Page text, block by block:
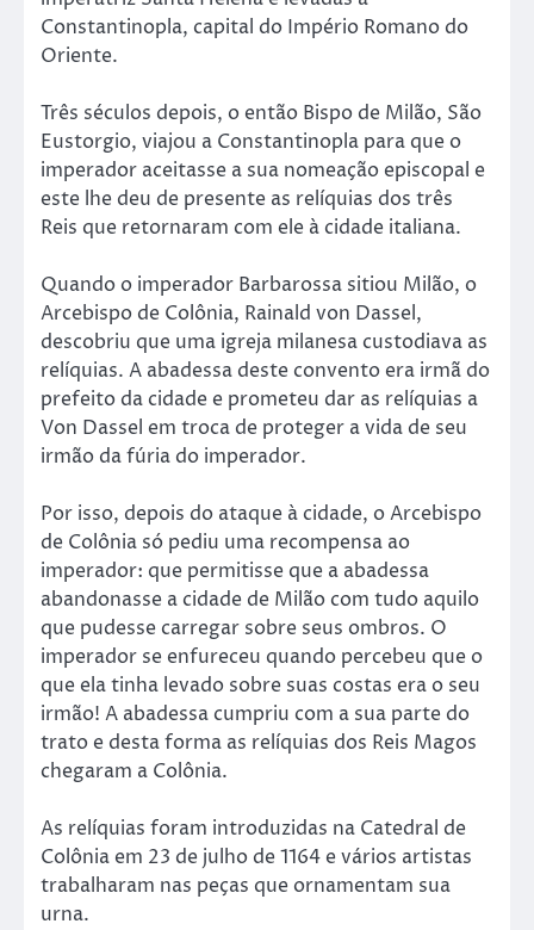
Constantinopla, capital do Império Romano do
Oriente.
Três séculos depois, o então Bispo de Milão, São
Eustorgio, viajou a Constantinopla para que o
imperador aceitasse a sua nomeação episcopal e
este lhe deu de presente as relíquias dos três
Reis que retornaram com ele à cidade italiana.
Quando o imperador Barbarossa sitiou Milão, o
Arcebispo de Colônia, Rainald von Dassel,
descobriu que uma igreja milanesa custodiava as
relíquias. A abadessa deste convento era irmã do
prefeito da cidade e prometeu dar as relíquias a
Von Dassel em troca de proteger a vida de seu
irmão da fúria do imperador.
Por isso, depois do ataque à cidade, o Arcebispo
de Colônia só pediu uma recompensa ao
imperador: que permitisse que a abadessa
abandonasse a cidade de Milão com tudo aquilo
que pudesse carregar sobre seus ombros. O
imperador se enfureceu quando percebeu que o
que ela tinha levado sobre suas costas era o seu
irmão! A abadessa cumpriu com a sua parte do
trato e desta forma as relíquias dos Reis Magos
chegaram a Colônia.
As relíquias foram introduzidas na Catedral de
Colônia em 23 de julho de 1164 e vários artistas
trabalharam nas peças que ornamentam sua
urna.